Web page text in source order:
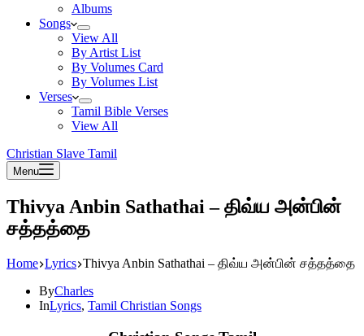
Albums
Songs
View All
By Artist List
By Volumes Card
By Volumes List
Verses
Tamil Bible Verses
View All
Christian Slave Tamil
Menu
Thivya Anbin Sathathai – திவ்ய அன்பின்
சத்தத்தை
Home Lyrics Thivya Anbin Sathathai – திவ்ய அன்பின் சத்தத்தை
ByCharles
InLyrics, Tamil Christian Songs